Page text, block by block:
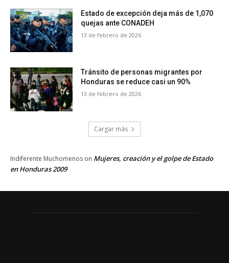
Estado de excepción deja más de 1,070
quejas ante CONADEH
13 de febrero de 2026
Tránsito de personas migrantes por
Honduras se reduce casi un 90%
13 de febrero de 2026
Cargar más
Indiferente Muchomenos on Mujeres, creación y el golpe de Estado
en Honduras 2009